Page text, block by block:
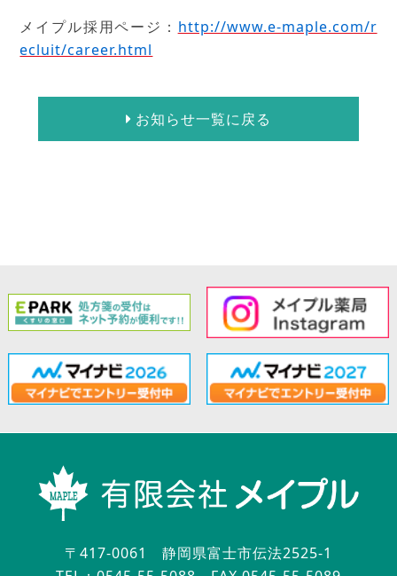
メイプル採用ページ： http://www.e-maple.com/r
ecluit/career.html
お知らせ一覧に戻る
〒417-0061 静岡県富士市伝法2525-1